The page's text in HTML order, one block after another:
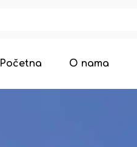
Početna O nama